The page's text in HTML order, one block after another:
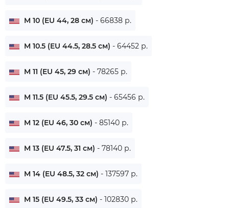
M 10 (EU 44, 28 см) - 66838 р.
M 10.5 (EU 44.5, 28.5 см) - 64452 р.
M 11 (EU 45, 29 см) - 78265 р.
M 11.5 (EU 45.5, 29.5 см) - 65456 р.
M 12 (EU 46, 30 см) - 85140 р.
M 13 (EU 47.5, 31 см) - 78140 р.
M 14 (EU 48.5, 32 см) - 137597 р.
M 15 (EU 49.5, 33 см) - 102830 р.